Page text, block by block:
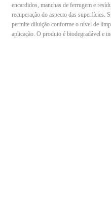
encardidos, manchas de ferrugem e
recuperação do aspecto das superfícies.
permite diluição conforme o nível de
aplicação. O produto é biodegradável e